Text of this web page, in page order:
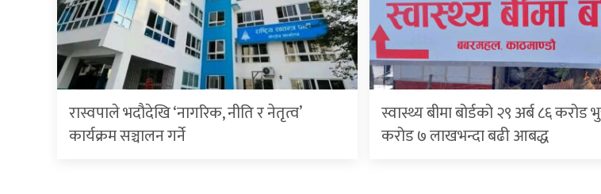
रास्वपाले भदौदेखि ‘नागरिक, नीति र नेतृत्व’
कार्यक्रम सञ्चालन गर्ने
स्वास्थ्य बीमा बोर्डको २९ अर्ब ८६ करोड
करोड ७ लाखभन्दा बढी आबद्ध